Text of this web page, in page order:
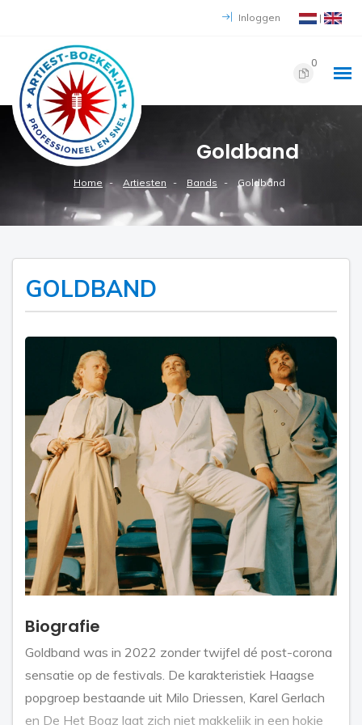
Inloggen |
0
Goldband
Home Artiesten Bands Goldband
GOLDBAND
Biografie
Goldband was in 2022 zonder twijfel dé post-corona
sensatie op de festivals. De karakteristiek Haagse
popgroep bestaande uit Milo Driessen, Karel Gerlach
en De Het Boaz laat zich niet makkelijk in een hokje